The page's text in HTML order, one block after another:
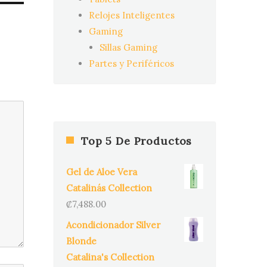
Relojes Inteligentes
Gaming
Sillas Gaming
Partes y Periféricos
Top 5 De Productos
Gel de Aloe Vera
Catalinás Collection
₡7,488.00
Acondicionador Silver
Blonde
Catalina's Collection